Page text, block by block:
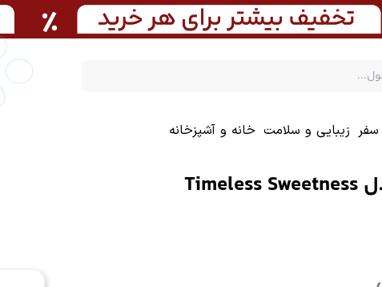
زیبایی و سلامت خانه و آشپزخانه